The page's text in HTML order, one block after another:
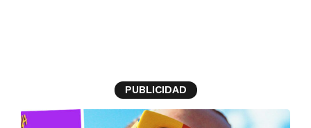
PUBLICIDAD